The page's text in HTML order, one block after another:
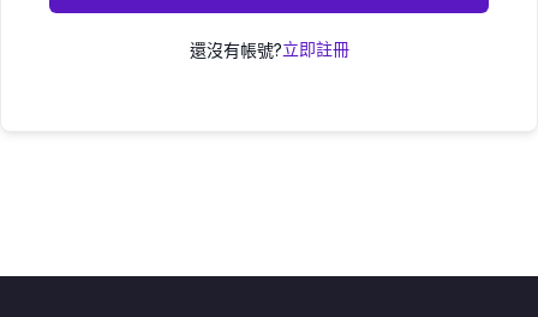
還沒有帳號?立即註冊